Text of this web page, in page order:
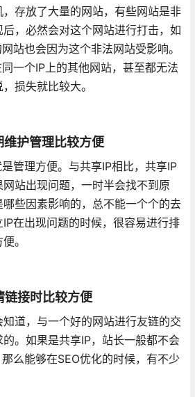
存放了大量的网站，有些网站是非
，必然会对这个网站进行打击，如
站也会因为这个非法网站受影响。
一个IP上的其他网站，甚至都无法
损失就比较大。
护管理比较方便
管理方便。与共享IP相比，共享IP
网站出现问题，一时半会找不到原
些因素影响的，总不能一个个的去
在出现问题的时候，很容易进行排
。
链接时比较方便
道，与一个好的网站进行友链的交
。如果是共享IP，站长一般都不会
么能够在SEO优化的时候，有不少